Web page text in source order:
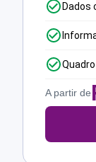
Dados
A partir de